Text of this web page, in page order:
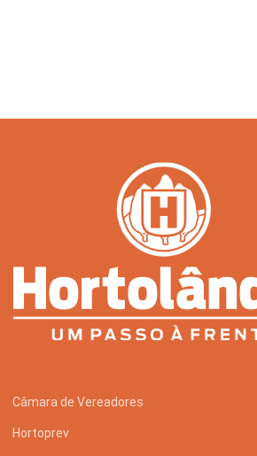
Câmara de Vereadores
Hortoprev